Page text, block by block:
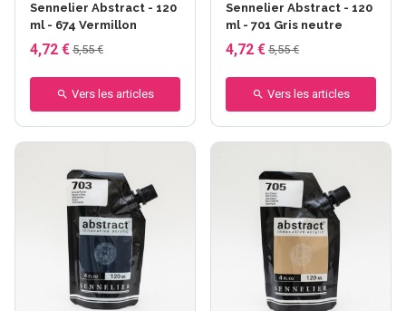
Sennelier Abstract - 120
ml - 674 Vermillon
4,72 € 5,55 €
Vers les articles
Sennelier Abstract - 120
ml - 701 Gris neutre
4,72 € 5,55 €
Vers les articles